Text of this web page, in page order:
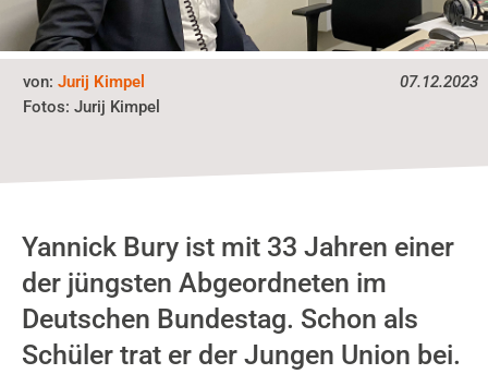
07.12.2023
von:Jurij Kimpel
Fotos:Jurij Kimpel
Yannick Bury ist mit 33 Jahren einer
der jüngsten Abgeordneten im
Deutschen Bundestag. Schon als
Schüler trat er der Jungen Union bei.